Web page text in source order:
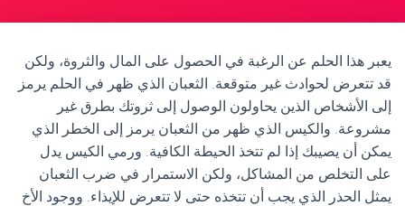
يعبر هذا الحلم عن الرغبة في الحصول على المال والثروة، ولكن
قد تتعرض لحوادث غير متوقعة. الثعبان الذي ظهر في الحلم يرمز
إلى الأشخاص الذين يحاولون الوصول إلى ثروتك بطرق غير
مشروعة. والكيس الذي ظهر من الثعبان يرمز إلى الخطر الذي
يمكن أن يصيبك إذا لم تتخذ الحيطة الكافية. ورمي الكيس يدل
على التخلص من المشاكل، ولكن الاستمرار في ضرب الثعبان
يمثل الحذر الذي يجب أن تتخذه حتى لا تتعرض للإيذاء. ووجود الأخ